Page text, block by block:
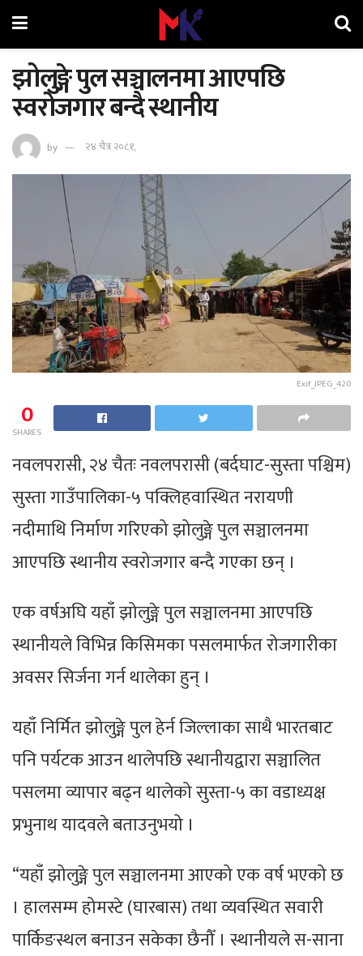
झोलुङ्गे पुल सञ्चालनमा आएपछि
स्वरोजगार बन्दै स्थानीय
by २४ चैत्र २०८१,
Exif_JPEG_420
0
SHARES
नवलपरासी, २४ चैतः नवलपरासी (बर्दघाट-सुस्ता पश्चिम)
सुस्ता गाउँपालिका-५ पक्लिहवास्थित नरायणी
नदीमाथि निर्माण गरिएको झोलुङ्गे पुल सञ्चालनमा
आएपछि स्थानीय स्वरोजगार बन्दै गएका छन् ।
एक वर्षअघि यहाँ झोलुङ्गे पुल सञ्चालनमा आएपछि
स्थानीयले विभिन्न किसिमका पसलमार्फत रोजगारीका
अवसर सिर्जना गर्न थालेका हुन् ।
यहाँ निर्मित झोलुङ्गे पुल हेर्न जिल्लाका साथै भारतबाट
पनि पर्यटक आउन थालेपछि स्थानीयद्वारा सञ्चालित
पसलमा व्यापार बढ्न थालेको सुस्ता-५ का वडाध्यक्ष
प्रभुनाथ यादवले बताउनुभयो ।
“यहाँ झोलुङ्गे पुल सञ्चालनमा आएको एक वर्ष भएको छ
। हालसम्म होमस्टे (घारबास) तथा व्यवस्थित सवारी
पार्किङस्थल बनाउन सकेका छैनौँ । स्थानीयले स-साना